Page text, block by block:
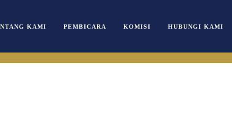
KAMI PEMBICARA KOMISI HUBUNGI KAMI